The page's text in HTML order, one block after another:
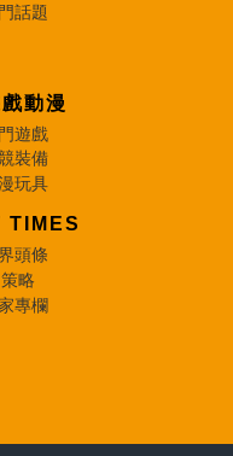
話題
動漫
遊戲
裝備
玩具
TIMES
頭條
略
專欄